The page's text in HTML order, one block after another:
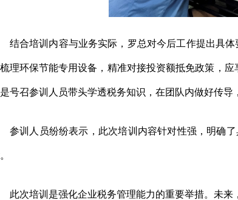
合培训内容与业务实际，罗总对今后工作提出具体
理环保节能专用设备，精准对接投资额抵免政策，
是号召参训人员带头学透税务知识，在团队内做好传
训人员纷纷表示，此次培训内容针对性强，明确了
次培训是强化企业税务管理能力的重要举措。未来